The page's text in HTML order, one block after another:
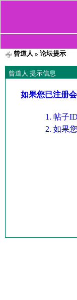
曾道人 » 论坛提示
曾道人 提示信息
如果您已注册
帖子
如果